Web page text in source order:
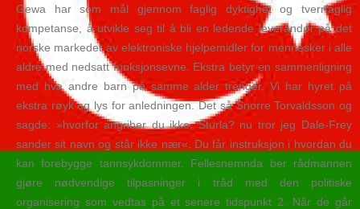
Gewa har som mål gjennom faglig dyktighet og tverrfaglig
kompetanse, å utvikle seg til å bli en ledende leverandør på det
norske markedet av elektroniske hjelpemidler for mennesker i alle
aldre med nedsatt funksjonsevne. Ekstra betyr en sammenligning
med hva andre barn på samme alder trenger. Vi har hyret på
ekstra røyk og lys for anledningen. Det så Snorre Torvaldsson og
sagde: »hvorfor angriber du ikke, Sturla? nu tror jeg Dale-Frey
sander sit navn og står ikke nær«. Du får instruksjon i hvordan du
kan forebygge tannsykdommer. Fellesnemnda ber rådmannen
gjøre nødvendige tilpasninger i tråd med den politiske
organisering som vedtas på et senere tidspunkt 2. Når de går